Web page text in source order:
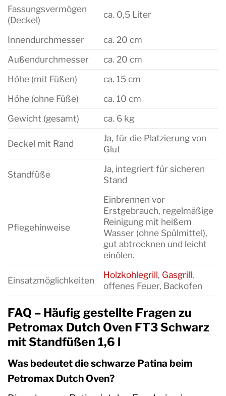
Fassungsvermögen
(Deckel)
ca. 0,5 Liter
Innendurchmesser
ca. 20 cm
Außendurchmesser
ca. 20 cm
Höhe (mit Füßen)
ca. 15 cm
Höhe (ohne Füße)
ca. 10 cm
Gewicht (gesamt)
ca. 6 kg
Deckel mit Rand
Ja, für die Platzierung von
Glut
Standfüße
Ja, integriert für sicheren
Stand
Pflegehinweise
Einbrennen vor
Erstgebrauch, regelmäßige
Reinigung mit heißem
Wasser (ohne Spülmittel),
gut abtrocknen und leicht
einölen.
Einsatzmöglichkeiten
Holzkohlegrill, Gasgrill,
offenes Feuer, Backofen
FAQ – Häufig gestellte Fragen zu
Petromax Dutch Oven FT3 Schwarz
mit Standfüßen 1,6 l
Was bedeutet die schwarze Patina beim
Petromax Dutch Oven?